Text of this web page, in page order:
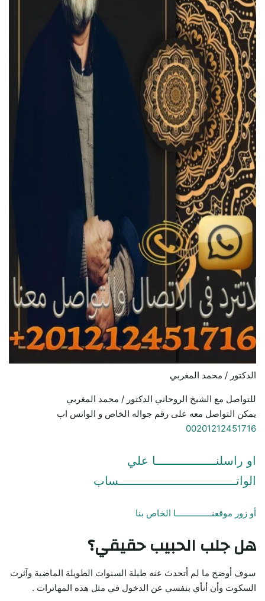
الدكتور / محمد المغربي
للتواصل مع الشيخ الروحاني الدكتور / محمد المغربي
يمكن التواصل معه على رقم جواله الخاص و الواتس اب
00201212451716
او راسلنـــــــــــــــــا علي
الواتـــــــــــــــــــــــــــــــــساب
أو زور موقعنـــــــــــــــا الخاص بنا
هل جلب الحبيب حقيقي؟
سوف أوضح ما لم أتحدث عنه طيلة السنوات الطويلة الماضية وآثرت
السكوت وأن أنأي بنفسي عن الدخول في مثل هذه المهاترات .